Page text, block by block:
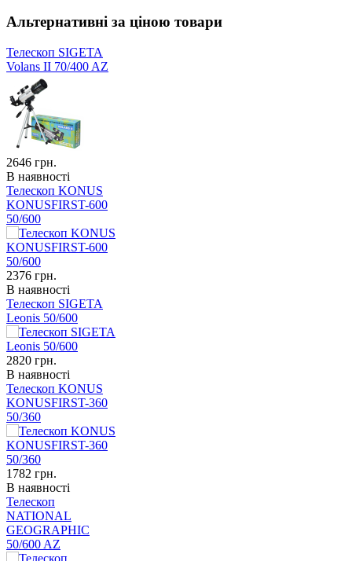
Альтернативні за ціною товари
Телескоп SIGETA
Volans II 70/400 AZ
2646 грн.
В наявності
Телескоп KONUS
KONUSFIRST-600
50/600
2376 грн.
В наявності
Телескоп SIGETA
Leonis 50/600
2820 грн.
В наявності
Телескоп KONUS
KONUSFIRST-360
50/360
1782 грн.
В наявності
Телескоп
NATIONAL
GEOGRAPHIC
50/600 AZ